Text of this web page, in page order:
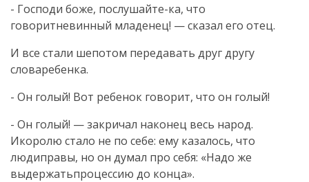
- Господи боже, послушайте-ка, что
говоритневинный младенец! — сказал его отец.
И все стали шепотом передавать друг другу
словаребенка.
- Он голый! Вот ребенок говорит, что он голый!
- Он голый! — закричал наконец весь народ.
Икоролю стало не по себе: ему казалось, что
людиправы, но он думал про себя: «Надо же
выдержатьпроцессию до конца».